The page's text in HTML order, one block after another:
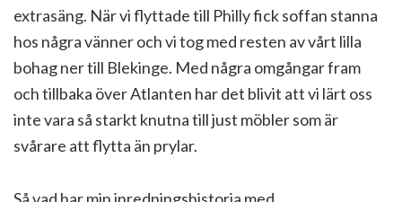
extrasäng. När vi flyttade till Philly fick soffan stanna
hos några vänner och vi tog med resten av vårt lilla
bohag ner till Blekinge. Med några omgångar fram
och tillbaka över Atlanten har det blivit att vi lärt oss
inte vara så starkt knutna till just möbler som är
svårare att flytta än prylar.